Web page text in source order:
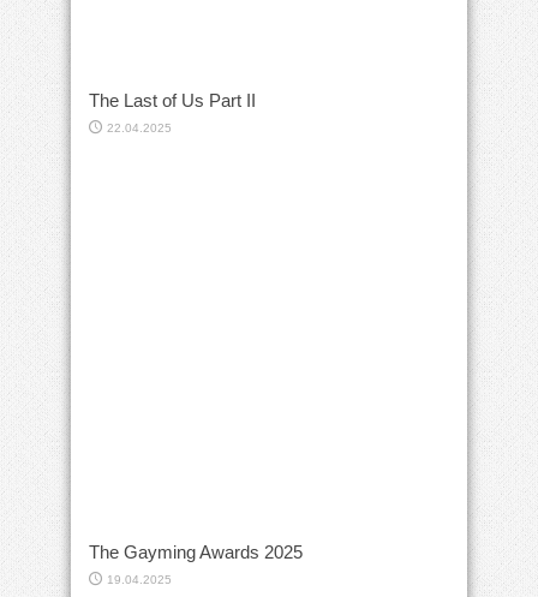
The Last of Us Part II
22.04.2025
The Gayming Awards 2025
19.04.2025